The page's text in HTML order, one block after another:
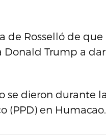
de Rosselló de
Trump a
se dieron durante
(PPD) en Humacao.